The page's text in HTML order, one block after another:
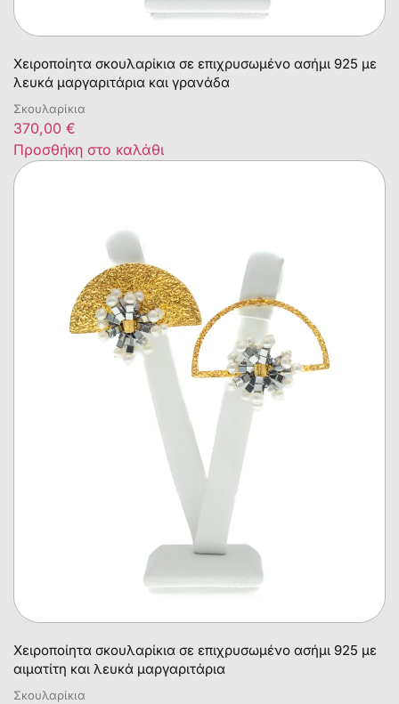
Χειροποίητα σκουλαρίκια σε επιχρυσωμένο ασήμι 925 με
λευκά μαργαριτάρια και γρανάδα
Σκουλαρίκια
370,00 €
Προσθήκη στο καλάθι
Χειροποίητα σκουλαρίκια σε επιχρυσωμένο ασήμι 925 με
αιματίτη και λευκά μαργαριτάρια
Σκουλαρίκια